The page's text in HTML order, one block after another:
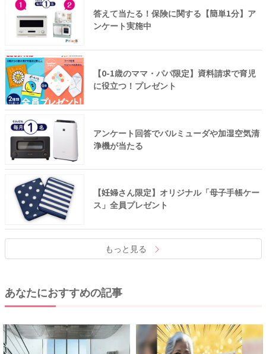
答えて当たる！保険に関する【簡単1分】ア
ンケート実施中
【0-1歳のママ・パパ限定】資料請求で育児
に役立つ！プレゼント
アンケート回答でバルミューダや加湿空気清
浄機が当たる
【妊婦さん限定】オリジナル「母子手帳ケー
ス」全員プレゼント
もっと見る
あなたにおすすめの記事